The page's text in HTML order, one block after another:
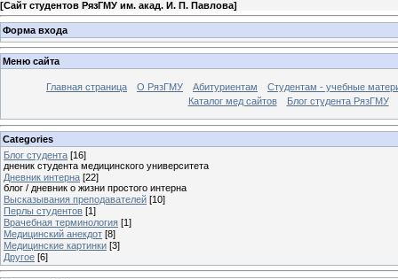
[Сайт студентов РязГМУ им. акад. И. П. Павлова]
Форма входа
Меню сайта
Главная страница О РязГМУ Абитуриентам
Студентам - учебные
Каталог мед сайтов
Блог студента РязГМУ
Categories
Блог студента [16]
дненик студента медицинского университета
Дневник интерна [22]
блог / дневник о жизни простого интерна
Высказывания преподавателей [10]
Перлы студентов [1]
Врачебная терминология [1]
Медицинский анекдот [8]
Медицинские картинки [3]
Другое [6]